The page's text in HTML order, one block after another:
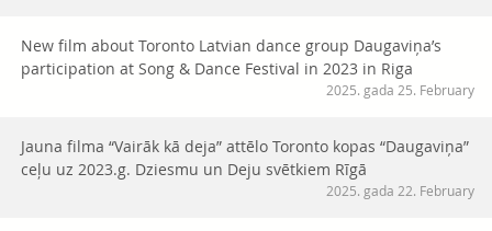
New film about Toronto Latvian dance group Daugaviņa’s
participation at Song & Dance Festival in 2023 in Riga
2025. gada 25. February
Jauna filma “Vairāk kā deja” attēlo Toronto kopas “Daugaviņa”
ceļu uz 2023.g. Dziesmu un Deju svētkiem Rīgā
2025. gada 22. February